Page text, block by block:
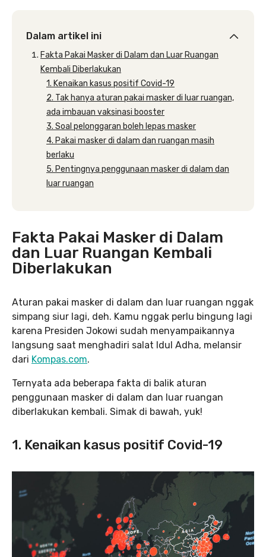
Dalam artikel ini
Fakta Pakai Masker di Dalam dan Luar Ruangan
Kembali Diberlakukan
1. Kenaikan kasus positif Covid-19
2. Tak hanya aturan pakai masker di luar ruangan,
ada imbauan vaksinasi booster
3. Soal pelonggaran boleh lepas masker
4. Pakai masker di dalam dan ruangan masih
berlaku
5. Pentingnya penggunaan masker di dalam dan
luar ruangan
Fakta Pakai Masker di Dalam
dan Luar Ruangan Kembali
Diberlakukan
Aturan pakai masker di dalam dan luar ruangan nggak
simpang siur lagi, deh. Kamu nggak perlu bingung lagi
karena Presiden Jokowi sudah menyampaikannya
langsung saat menghadiri salat Idul Adha, melansir
dari Kompas.com.
Ternyata ada beberapa fakta di balik aturan
penggunaan masker di dalam dan luar ruangan
diberlakukan kembali. Simak di bawah, yuk!
1. Kenaikan kasus positif Covid-19